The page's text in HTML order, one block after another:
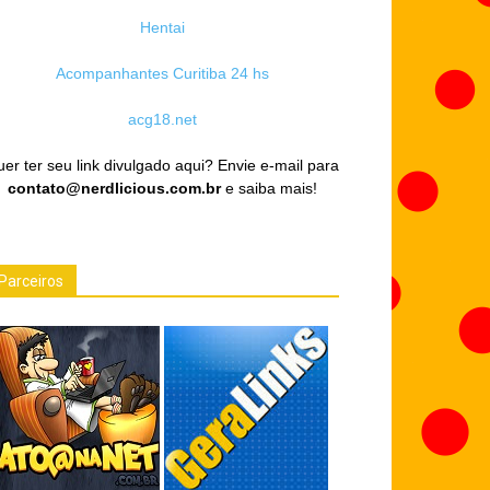
Hentai
Acompanhantes Curitiba 24 hs
acg18.net
ter seu link divulgado aqui? Envie e-mail para
contato@nerdlicious.com.bre saiba mais!